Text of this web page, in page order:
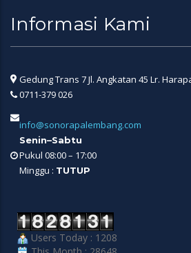
Informasi Kami
Gedung Trans 7 Jl. Angkatan 45 Lr.
0711-379 026
info@sonorapalembang.com
Senin–Sabtu
Pukul 08:00 – 17:00
Minggu : TUTUP
Users Today : 1208